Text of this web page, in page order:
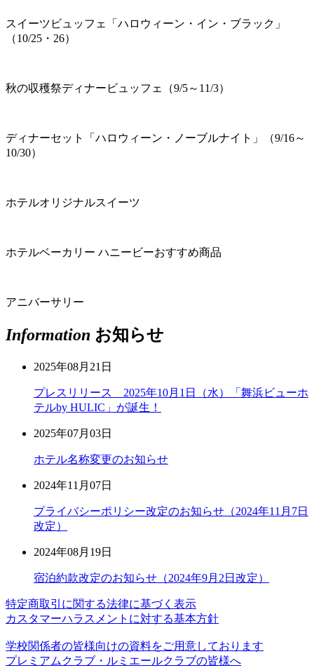
スイーツビュッフェ「ハロウィーン・イン・ブラック」
（10/25・26）
秋の収穫祭ディナービュッフェ（9/5～11/3）
ディナーセット「ハロウィーン・ノーブルナイト」（9/16～
10/30）
ホテルオリジナルスイーツ
ホテルベーカリー ハニービーおすすめ商品
アニバーサリー
Information お知らせ
2025年08月21日
プレスリリース 2025年10月1日（水）「舞浜ビューホ
テルby HULIC」が誕生！
2025年07月03日
ホテル名称変更のお知らせ
2024年11月07日
プライバシーポリシー改定のお知らせ（2024年11月7日
改定）
2024年08月19日
宿泊約款改定のお知らせ（2024年9月2日改定）
特定商取引に関する法律に基づく表示
カスタマーハラスメントに対する基本方針
学校関係者の皆様向けの資料をご用意しております
プレミアムクラブ・ルミエールクラブの皆様へ